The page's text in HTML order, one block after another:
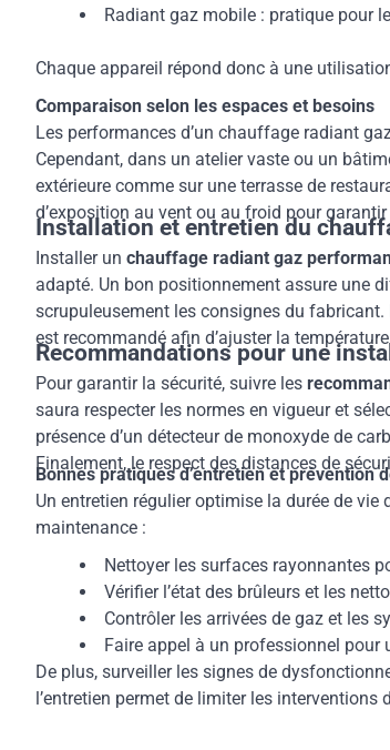
Radiant gaz mobile : pratique pour
Chaque appareil répond donc à une
Comparaison selon les espaces et besoins
Les performances d’un chauffage radiant
Cependant, dans un atelier vaste ou un
extérieure comme sur une terrasse de
d’exposition au vent ou au froid pour
Installation et entretien du
Installer un chauffage radiant gaz
adapté. Un bon positionnement assure une
scrupuleusement les consignes du fabricant.
est recommandé afin d’ajuster la
Recommandations pour une
Pour garantir la sécurité, suivre les
saura respecter les normes en vigueur et
présence d’un détecteur de monoxyde de
Finalement, le respect des distances de
Bonnes pratiques d’entretien et prévention
Un entretien régulier optimise la durée de
maintenance :
Nettoyer les surfaces rayonnantes
Vérifier l’état des brûleurs et les
Contrôler les arrivées de gaz et les
Faire appel à un professionnel pour
De plus, surveiller les signes de
l’entretien permet de limiter les interventions